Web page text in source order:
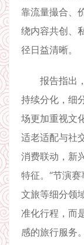
靠流量撮合、
绕内容共创、
径日益清晰。
报告指出，
持续分化，细
场更加重视文
适老适配与社
消费联动，新
特征。“节演
文旅等细分领
准化行程，而
感的旅行服务。